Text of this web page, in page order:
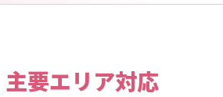
主要エリア対応